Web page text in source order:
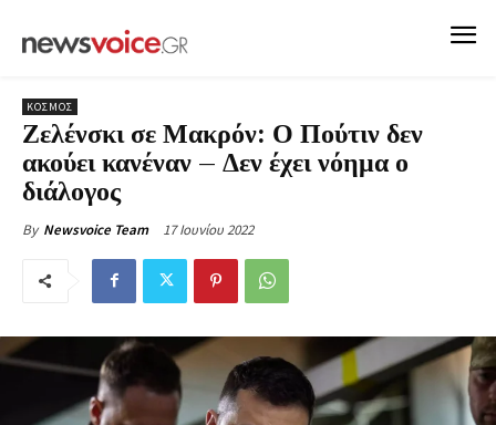
ΚΟΣΜΟΣ
Ζελένσκι σε Μακρόν: Ο Πούτιν δεν
ακούει κανέναν – Δεν έχει νόημα ο
διάλογος
By Newsvoice Team 17 Ιουνίου 2022